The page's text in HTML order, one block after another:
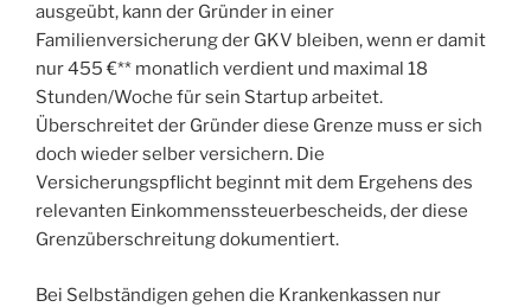
ausgeübt, kann der Gründer in einer
Familienversicherung der GKV bleiben, wenn er damit
nur 455 €** monatlich verdient und maximal 18
Stunden/Woche für sein Startup arbeitet.
Überschreitet der Gründer diese Grenze muss er sich
doch wieder selber versichern. Die
Versicherungspflicht beginnt mit dem Ergehens des
relevanten Einkommenssteuerbescheids, der diese
Grenzüberschreitung dokumentiert.
Bei Selbständigen gehen die Krankenkassen nur